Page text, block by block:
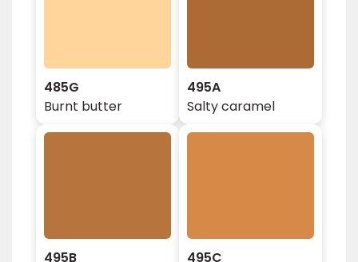
485G
Burnt butter
495A
Salty caramel
495B 495C